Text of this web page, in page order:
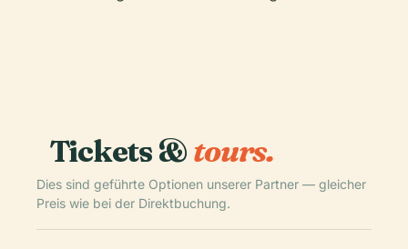
Tickets &tours.
Dies sind geführte Optionen unserer Partner — gleicher
Preis wie bei der Direktbuchung.